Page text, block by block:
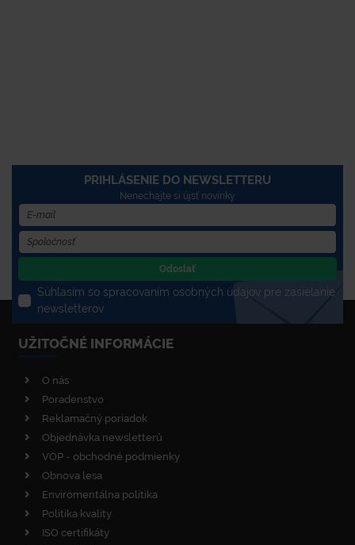
PRIHLÁSENIE DO NEWSLETTERU
Nenechajte si újsť novinky
Odoslať
Súhlasím so spracovaním osobných údajov pre zasielanie
newsletterov
UŽITOČNÉ INFORMÁCIE
O nás
Poradenstvo
Reklamačný poriadok
Objednávka newsletterů
VOP - obchodné podmienky
Obnova lesa
Enviromentálna politika
Politika kvality
ISO certifikáty